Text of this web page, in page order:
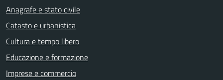
Anagrafe e stato civile
Catasto e urbanistica
Cultura e tempo libero
Educazione e formazione
Imprese e commercio